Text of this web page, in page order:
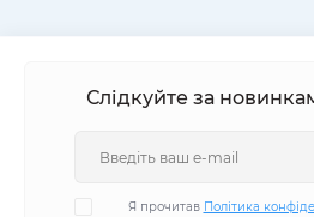
Слідкуйте за
Я прочитав Політика